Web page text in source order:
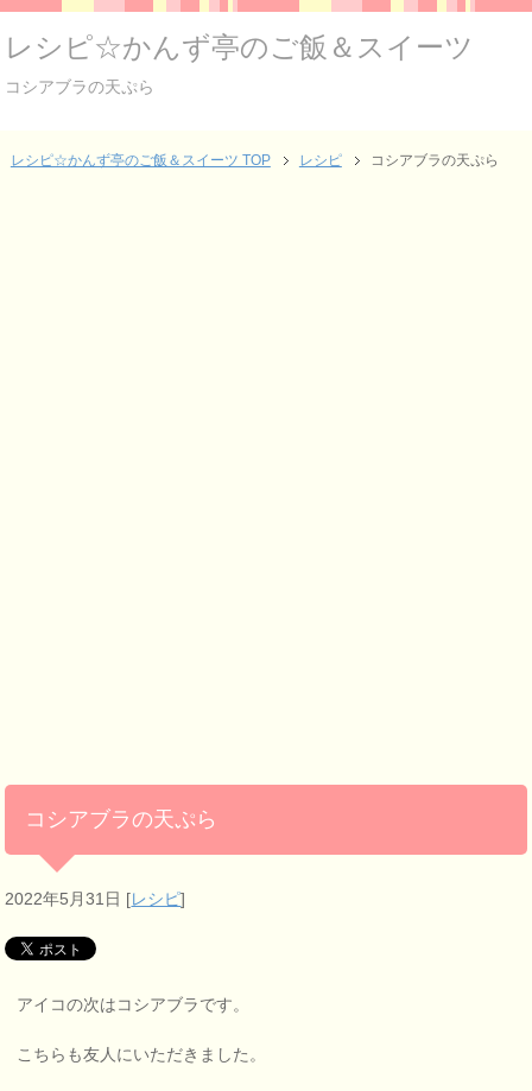
レシピ☆かんず亭のご飯＆スイーツ
コシアブラの天ぷら
レシピ☆かんず亭のご飯＆スイーツ TOP レシピ コシアブラの天ぷら
コシアブラの天ぷら
2022年5月31日 [レシピ]
アイコの次はコシアブラです。
こちらも友人にいただきました。